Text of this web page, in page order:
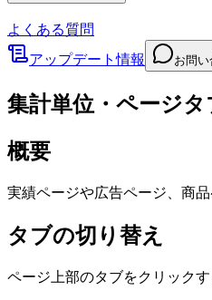
よくある質問
アップデート情報
お問
集計単位・ページ
概要
実績ページや広告ページ、商
タブの切り替え
ページ上部のタブをクリック